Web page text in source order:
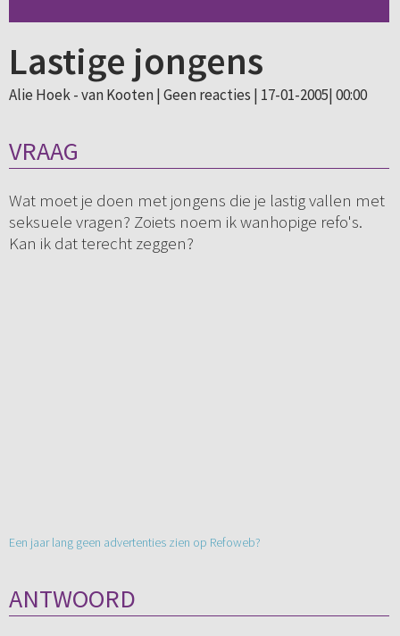
Lastige jongens
Alie Hoek - van Kooten | Geen reacties | 17-01-2005| 00:00
VRAAG
Wat moet je doen met jongens die je lastig vallen met
seksuele vragen? Zoiets noem ik wanhopige refo's.
Kan ik dat terecht zeggen?
Een jaar lang geen advertenties zien op Refoweb?
ANTWOORD